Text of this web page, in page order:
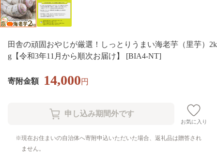
田舎の頑固おやじが厳選！しっとりうまい海老芋（里芋）2k
g【令和3年11月から順次お届け】 [BIA4-NT]
寄附金額 14,000円
お気に入り
現在お住まいの自治体へ寄附申込いただいた場合、返礼品は贈答され
ません。